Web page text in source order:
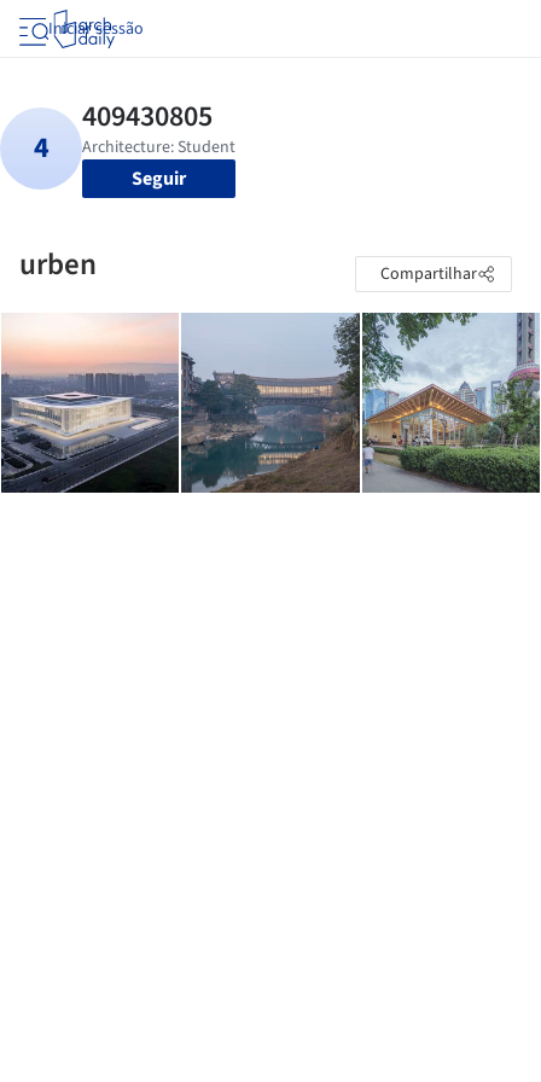
Iniciar sessão
Seguir
urben Compartilhar